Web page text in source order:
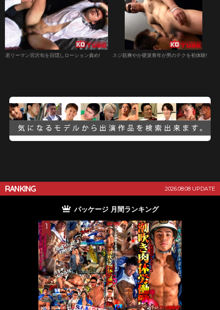
若リーマン宮沢旬を目隠しローション責め! スジ筋爽やか硬派青年が男のテクを初体験!
RANKING 2026.08.08 UPDATE
パッケージ 月間ランキング